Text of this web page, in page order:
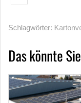
Schlagwörter:
Das könnte